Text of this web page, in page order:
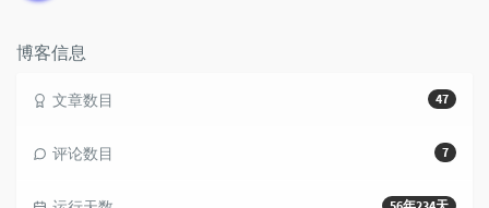
博客信息
47
文章数目
7
评论数目